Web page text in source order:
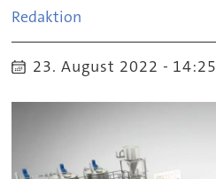
Redaktion
23. August 2022 - 14:25